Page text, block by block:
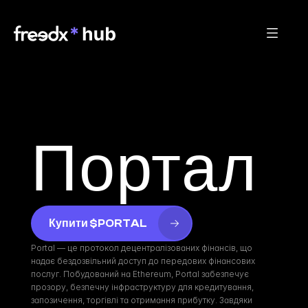
Портал
Купити $PORTAL
Portal — це протокол децентралізованих фінансів, що
надає бездозвільний доступ до передових фінансових
послуг. Побудований на Ethereum, Portal забезпечує
прозору, безпечну інфраструктуру для кредитування,
запозичення, торгівлі та отримання прибутку. Завдяки